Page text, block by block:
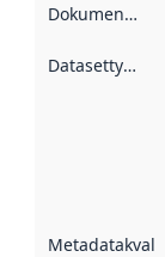
Dokumentasjon
Datasettype